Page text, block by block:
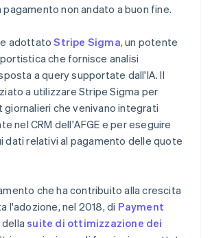
pagamento non andato a buon fine.
adottatoStripe Sigma, un potente
che fornisce analisi
a query supportate dall'IA. Il
a utilizzare Stripe Sigma per
che venivano integrati
nel CRM dell'AFGE e per eseguire
dati relativi al pagamento delle quote
che ha contribuito alla crescita
l'adozione, nel 2018, di Payment
dellasuite di ottimizzazione dei